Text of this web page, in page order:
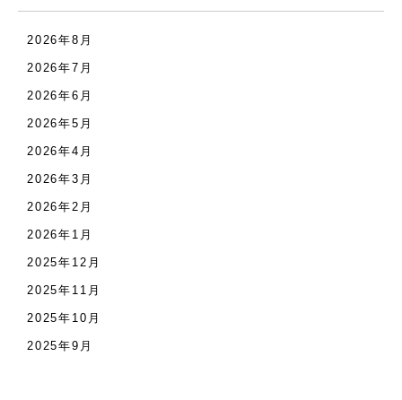
2026年8月
2026年7月
2026年6月
2026年5月
2026年4月
2026年3月
2026年2月
2026年1月
2025年12月
2025年11月
2025年10月
2025年9月